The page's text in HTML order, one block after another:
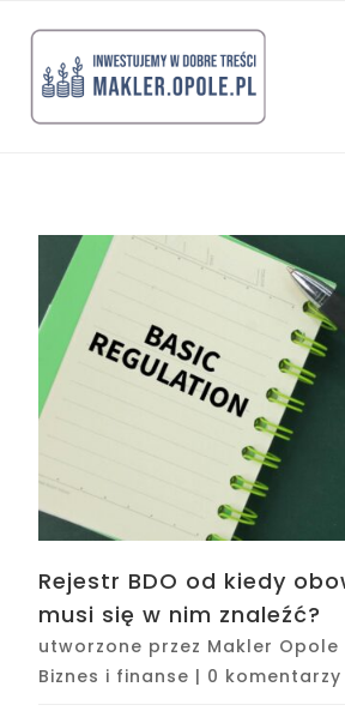
Rejestr BDO od kiedy
musi się w nim znaleźć?
utworzone przez Makler Opole
Biznes i finanse | 0 komentarzy